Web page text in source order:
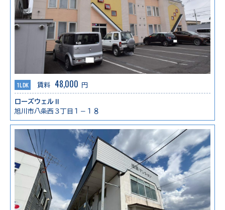
1LDK 賃料 48,000 円
ローズウェルⅡ
旭川市八条西３丁目１－１８